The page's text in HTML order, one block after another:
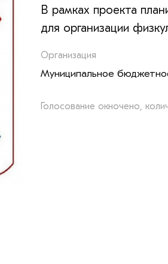
В рамках проекта
для организации
Организация
Муниципальное
Голосование окночено,